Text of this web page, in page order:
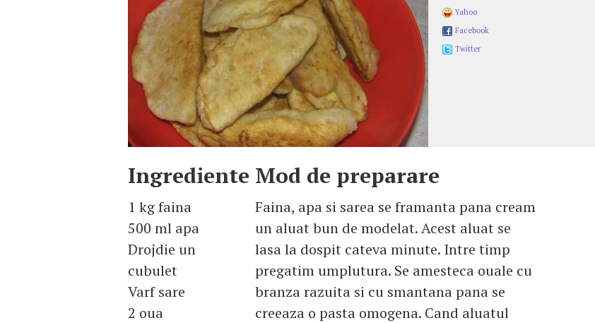
Yahoo
Facebook
Twitter
Ingrediente
1 kg faina
500 ml apa
Drojdie un
cubulet
Varf sare
2 oua
Mod de preparare
Faina, apa si sarea se framanta pana cream
un aluat bun de modelat. Acest aluat se
lasa la dospit cateva minute. Intre timp
pregatim umplutura. Se amesteca ouale cu
branza razuita si cu smantana pana se
creeaza o pasta omogena. Cand aluatul